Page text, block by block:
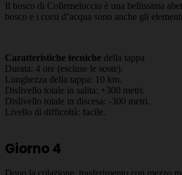
Il bosco di Collemeluccio è una bellissima
bosco e i corsi d’acqua sono anche gli
Caratteristiche tecniche della tappa
Durata: 4 ore (escluse le soste).
Lunghezza della tappa: 10 km.
Dislivello totale in salita: +300 metri.
Dislivello totale in discesa: -300 metri.
Livello di difficoltà: facile.
Giorno 4